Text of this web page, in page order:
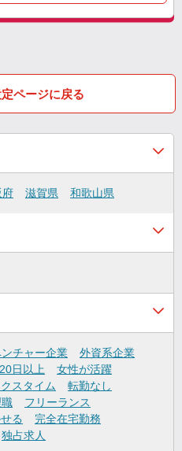
ページに戻る
府 滋賀県 和歌山県
チャー企業
外資系企業
日以上
女性が活躍
スタイム
転勤なし
フリーランス
る
完全在宅勤務
独占求人